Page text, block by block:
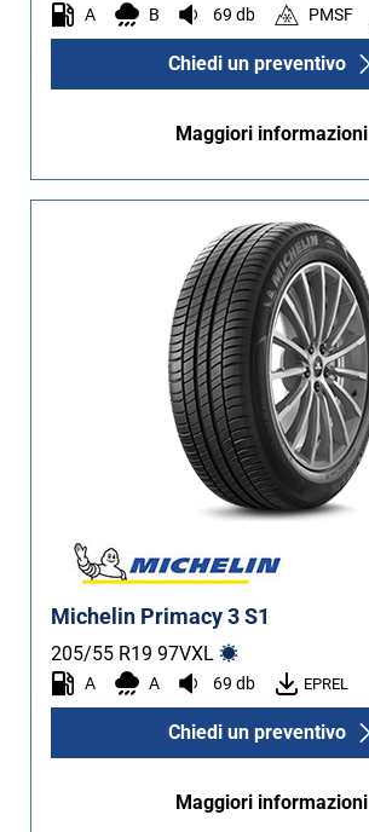
A B 69 db PMSF
Chiedi un preventivo
Maggiori informazioni
Michelin Primacy 3 S1
205/55 R19 97VXL
A A 69 db EPREL
Chiedi un preventivo
Maggiori informazioni